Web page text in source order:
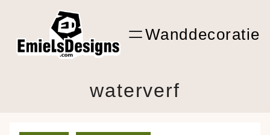
inhoud
Shop Kunst
Wanddecoratie
waterverf